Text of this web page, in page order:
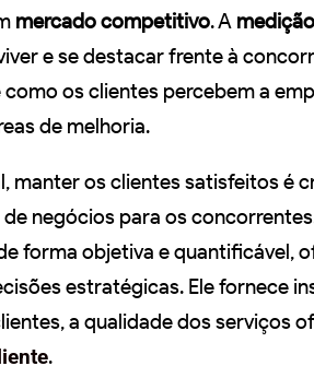
mercado competitivo. A
e se destacar frente à
os clientes percebem a
de melhoria.
manter os clientes satisfeitos é
negócios para os
forma objetiva e quantificável,
estratégicas. Ele fornece
a qualidade dos serviços
.